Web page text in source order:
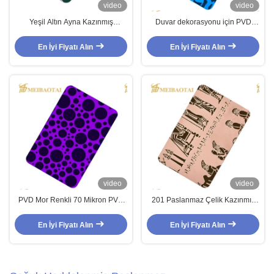
video
Yeşil Altın Ayna Kazınmış
Genişlik
En İyi Fiyatı Alın
video
Duvar dekorasyonu için PVD
kalınlığı kazınmış paslanmaz çelik
levha
En İyi Fiyatı Alın
video
PVD Mor Renkli 70 Mikron PVC
Çizilmiş Paslanmaz Çelik Yaprak
En İyi Fiyatı Alın
video
201 Paslanmaz Çelik Kazınmış
Sertlik
En İyi Fiyatı Alın